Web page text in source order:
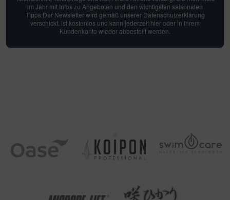
im Jahr mit Infos zu Angeboten und den wichtigsten saisonalen
Tipps.Der Newsletter wird gemäß unserer Datenschutzerklärung
verschickt, ist kostenlos und kann jederzeit hier oder in Ihrem
Kundenkonto wieder abbestellt werden.